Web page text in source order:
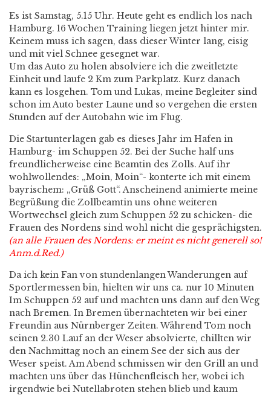
Es ist Samstag, 5.15 Uhr. Heute geht es endlich los nach
Hamburg. 16 Wochen Training liegen jetzt hinter mir.
Keinem muss ich sagen, dass dieser Winter lang, eisig
und mit viel Schnee gesegnet war.
Um das Auto zu holen absolviere ich die zweitletzte
Einheit und laufe 2 Km zum Parkplatz. Kurz danach
kann es losgehen. Tom und Lukas, meine Begleiter sind
schon im Auto bester Laune und so vergehen die ersten
Stunden auf der Autobahn wie im Flug.
Die Startunterlagen gab es dieses Jahr im Hafen in
Hamburg- im Schuppen 52. Bei der Suche half uns
freundlicherweise eine Beamtin des Zolls. Auf ihr
wohlwollendes: „Moin, Moin“- konterte ich mit einem
bayrischem: „Grüß Gott“. Anscheinend animierte meine
Begrüßung die Zollbeamtin uns ohne weiteren
Wortwechsel gleich zum Schuppen 52 zu schicken- die
Frauen des Nordens sind wohl nicht die gesprächigsten.
(an alle Frauen des Nordens: er meint es nicht generell so!
Anm.d.Red.)
Da ich kein Fan von stundenlangen Wanderungen auf
Sportlermessen bin, hielten wir uns ca. nur 10 Minuten
Im Schuppen 52 auf und machten uns dann auf den Weg
nach Bremen. In Bremen übernachteten wir bei einer
Freundin aus Nürnberger Zeiten. Während Tom noch
seinen 2.30 Lauf an der Weser absolvierte, chillten wir
den Nachmittag noch an einem See der sich aus der
Weser speist. Am Abend schmissen wir den Grill an und
machten uns über das Hünchenfleisch her, wobei ich
irgendwie bei Nutellabroten stehen blieb und kaum